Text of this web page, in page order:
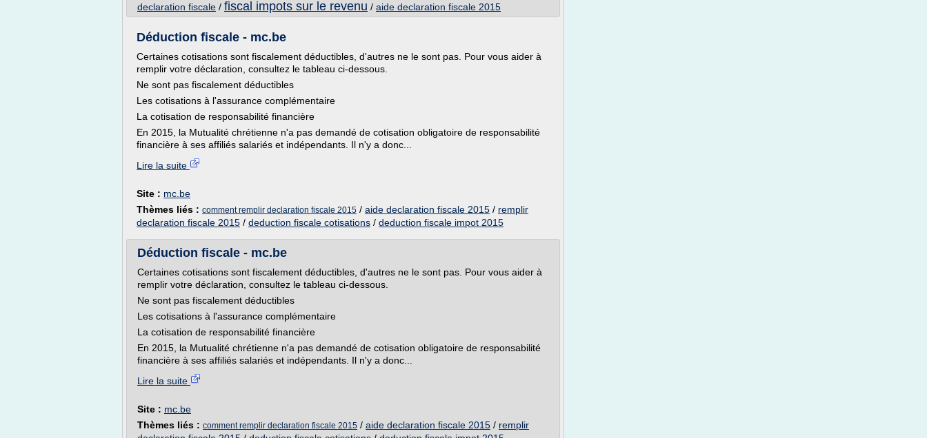
declaration fiscale / fiscal impots sur le revenu / aide declaration fiscale 2015
Déduction fiscale - mc.be
Certaines cotisations sont fiscalement déductibles, d'autres ne le sont pas. Pour vous aider à
remplir votre déclaration, consultez le tableau ci-dessous.
Ne sont pas fiscalement déductibles
Les cotisations à l'assurance complémentaire
La cotisation de responsabilité financière
En 2015, la Mutualité chrétienne n'a pas demandé de cotisation obligatoire de responsabilité
financière à ses affiliés salariés et indépendants. Il n'y a donc...
Lire la suite
Site : mc.be
Thèmes liés : comment remplir declaration fiscale 2015 / aide declaration fiscale 2015 / remplir
declaration fiscale 2015 / deduction fiscale cotisations / deduction fiscale impot 2015
Déduction fiscale - mc.be
Certaines cotisations sont fiscalement déductibles, d'autres ne le sont pas. Pour vous aider à
remplir votre déclaration, consultez le tableau ci-dessous.
Ne sont pas fiscalement déductibles
Les cotisations à l'assurance complémentaire
La cotisation de responsabilité financière
En 2015, la Mutualité chrétienne n'a pas demandé de cotisation obligatoire de responsabilité
financière à ses affiliés salariés et indépendants. Il n'y a donc...
Lire la suite
Site : mc.be
Thèmes liés : comment remplir declaration fiscale 2015 / aide declaration fiscale 2015 / remplir